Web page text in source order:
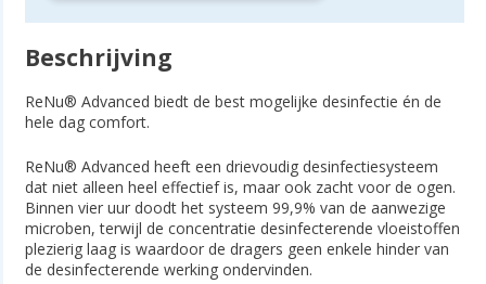
Beschrijving
ReNu® Advanced biedt de best mogelijke desinfectie én de
hele dag comfort.
ReNu® Advanced heeft een drievoudig desinfectiesysteem
dat niet alleen heel effectief is, maar ook zacht voor de ogen.
Binnen vier uur doodt het systeem 99,9% van de aanwezige
microben, terwijl de concentratie desinfecterende vloeistoffen
plezierig laag is waardoor de dragers geen enkele hinder van
de desinfecterende werking ondervinden.